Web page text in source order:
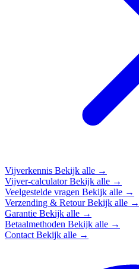
Vijverkennis Bekijk alle →
Vijver-calculatorBekijk alle →
Veelgestelde vragen Bekijk alle →
Verzending & RetourBekijk alle →
Garantie Bekijk alle →
Betaalmethoden Bekijk alle →
Contact Bekijk alle →